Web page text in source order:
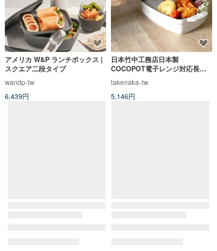
アメリカ W&P ランチボックス |
スクエア二段タイプ
wandp-tw
6,439円
日本竹中工務店日本製
COCOPOT電子レンジ対応長方
形分離保存ボックス600ml-ホワ
イト
takenaka-tw
5,146円